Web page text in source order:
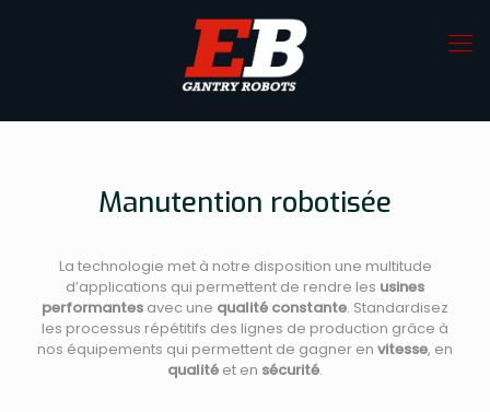
Manutention robotisée
La technologie met à notre disposition une multitude
d’applications qui permettent de rendre les usines
performantes avec une qualité constante. Standardisez
les processus répétitifs des lignes de production grâce à
nos équipements qui permettent de gagner en vitesse, en
qualité et en sécurité.